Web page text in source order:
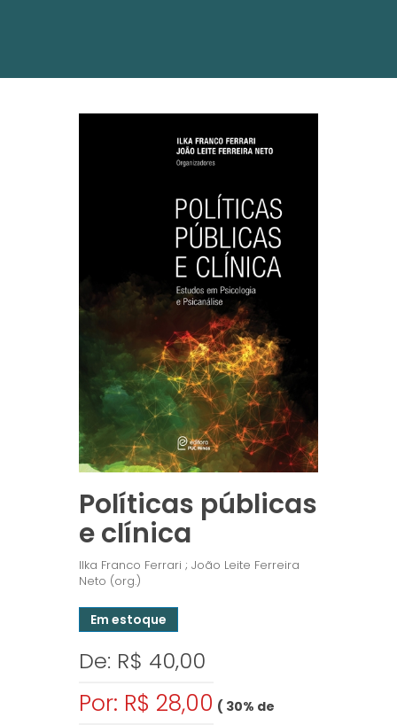
Políticas públicas
e clínica
Ilka Franco Ferrari ; João Leite Ferreira
Neto (org.)
Em estoque
De: R$ 40,00
Por: R$ 28,00 ( 30% de